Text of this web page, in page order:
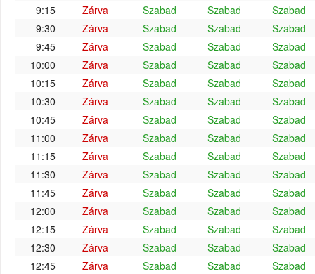
9:15
Zárva Szabad Szabad
Szabad
9:30
Zárva Szabad Szabad
Szabad
9:45
Zárva Szabad Szabad
Szabad
10:00
Zárva Szabad Szabad
Szabad
10:15
Zárva Szabad Szabad
Szabad
10:30
Zárva Szabad Szabad
Szabad
10:45
Zárva Szabad Szabad
Szabad
11:00
Zárva Szabad Szabad
Szabad
11:15
Zárva Szabad Szabad
Szabad
11:30
Zárva Szabad Szabad
Szabad
11:45
Zárva Szabad Szabad
Szabad
12:00
Zárva Szabad Szabad
Szabad
12:15
Zárva Szabad Szabad
Szabad
12:30
Zárva Szabad Szabad
Szabad
12:45
Zárva Szabad Szabad
Szabad